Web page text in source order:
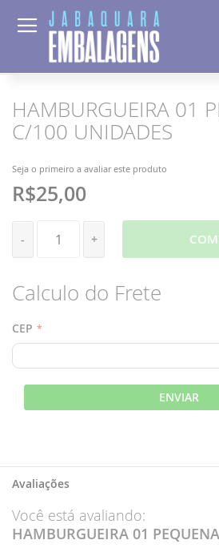
HAMBURGUEIRA 01
C/100 UNIDADES
Seja o primeiro a avaliar este produto
R$25,00
- +
Calculo do Frete
CEP
ENVIAR
Pular
para
o
da
Galeria
de
imagens
Saltar
para
o
da
Galeria
de
imagens
Avaliações
Você está avaliando:
HAMBURGUEIRA 01